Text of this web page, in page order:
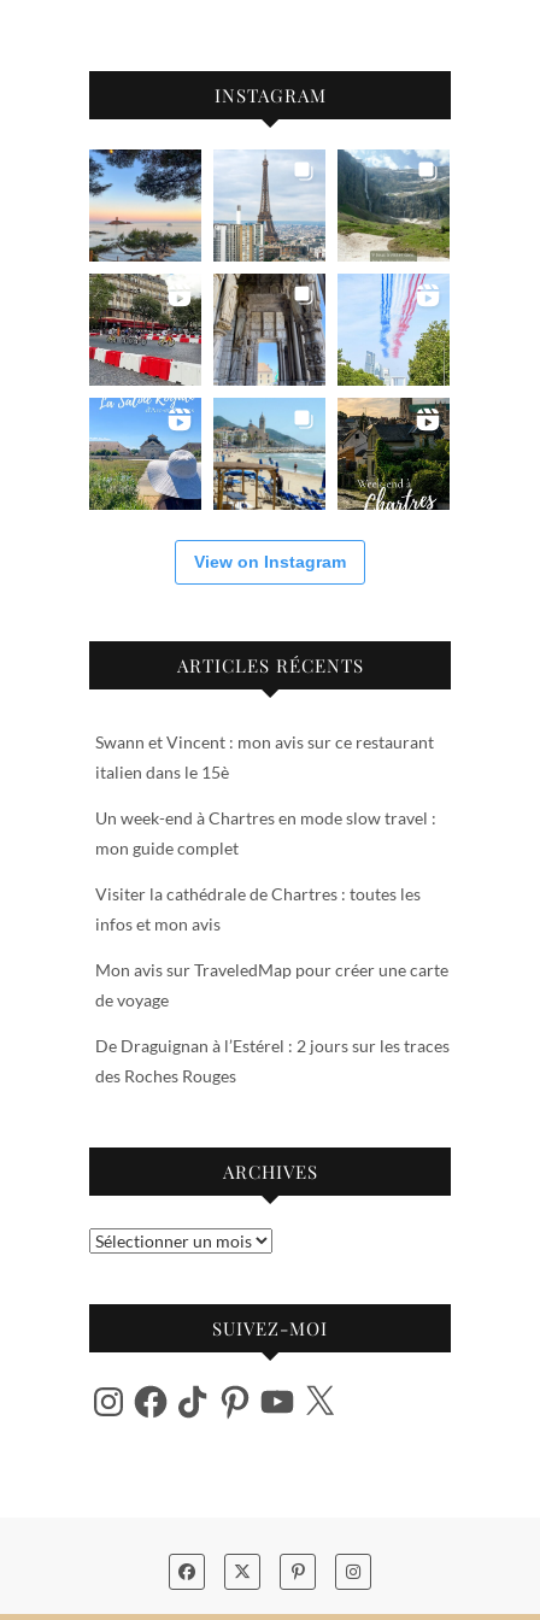
INSTAGRAM
View on Instagram
ARTICLES RÉCENTS
Swann et Vincent : mon avis sur ce restaurant
italien dans le 15è
Un week-end à Chartres en mode slow travel :
mon guide complet
Visiter la cathédrale de Chartres : toutes les
infos et mon avis
Mon avis sur TraveledMap pour créer une carte
de voyage
De Draguignan à l’Estérel : 2 jours sur les traces
des Roches Rouges
ARCHIVES
Archives
SUIVEZ-MOI
InstagramFacebook
TikTok PinterestYouTube
X